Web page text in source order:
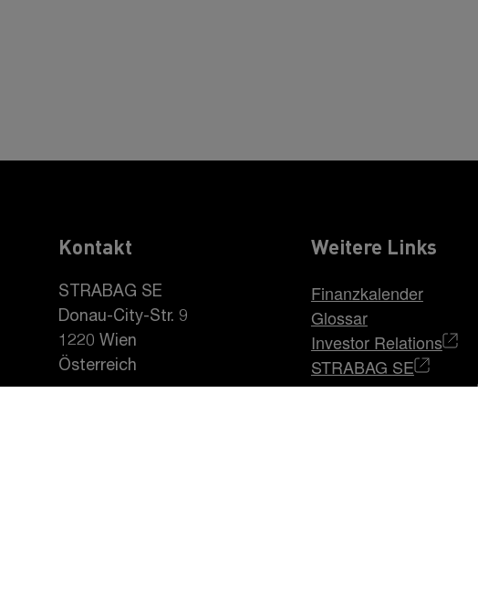
Kontakt
STRABAG SE
Donau-City-Str. 9
1220 Wien
Österreich
Weitere Links
Finanzkalender
Glossar
Investor Relations
STRABAG SE
Karriere bei STRABAG